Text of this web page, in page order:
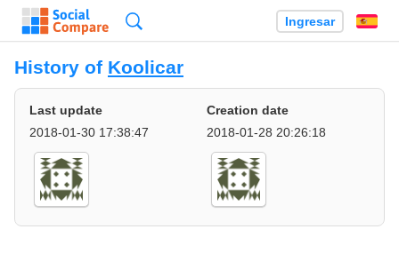
Ingresar
History of Koolicar
Last update
2018-01-30 17:38:47
Creation date
2018-01-28 20:26:18